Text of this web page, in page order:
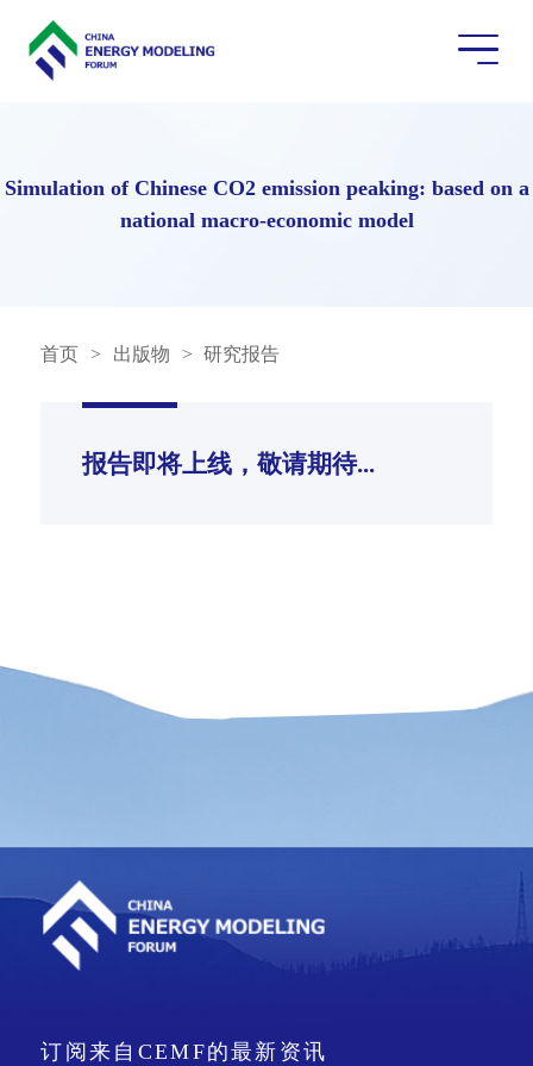
Simulation of Chinese CO2 emission peaking: based on a
national macro-economic model
首页 > 出版物 > 研究报告
报告即将上线，敬请期待...
订阅来自CEMF的最新资讯